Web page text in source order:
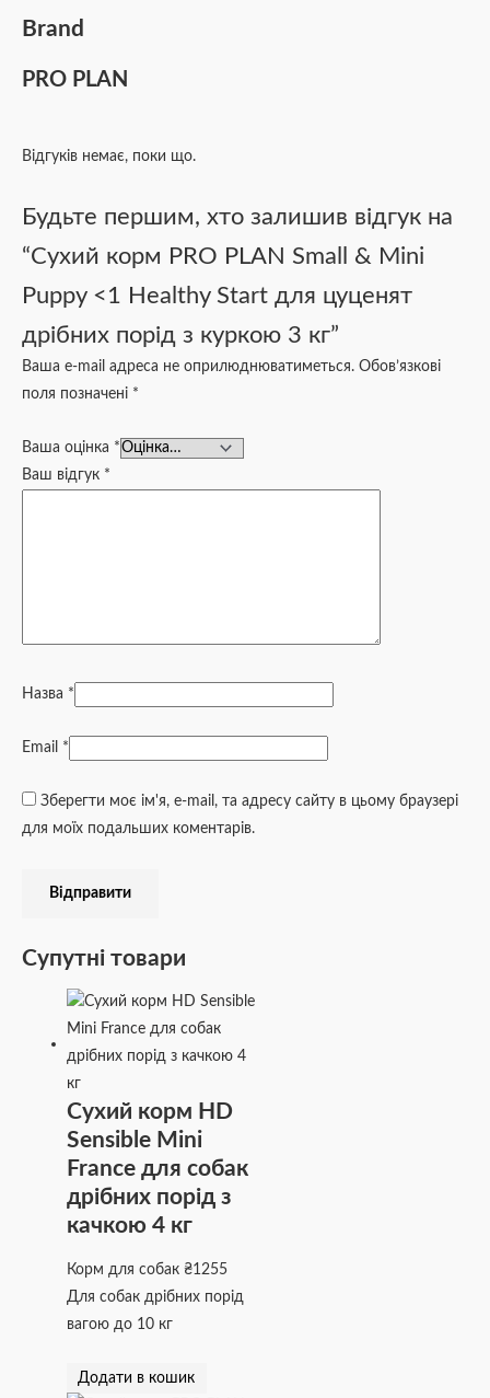
Brand
PRO PLAN
Відгуків немає, поки що.
Будьте першим, хто залишив відгук на
“Сухий корм PRO PLAN Small & Mini
Puppy <1 Healthy Start для цуценят
дрібних порід з куркою 3 кг”
Ваша e-mail адреса не оприлюднюватиметься. Обов’язкові
поля позначені *
Ваша оцінка *
Ваш відгук *
Назва *
Email *
Зберегти моє ім'я, e-mail, та адресу сайту в цьому браузері
для моїх подальших коментарів.
Супутні товари
Сухий корм HD
Sensible Mini
France для собак
дрібних порід з
качкою 4 кг
Корм для собак₴1255
Для собак дрібних порід
вагою до 10 кг
Додати в кошик